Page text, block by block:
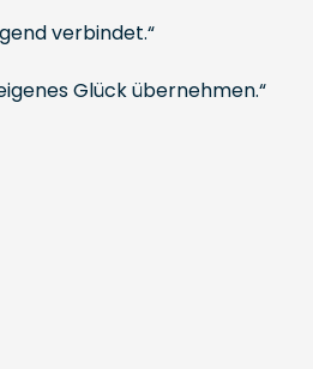
verbindet.“
Glück übernehmen.“